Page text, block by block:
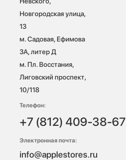
Новгородская улица,
13
м. Садовая, Ефимова
3А, литер Д
м. Пл. Восстания,
Лиговский проспект,
10/118
Телефон:
+7 (812) 409-38-67
Электронная почта:
info@applestores.ru